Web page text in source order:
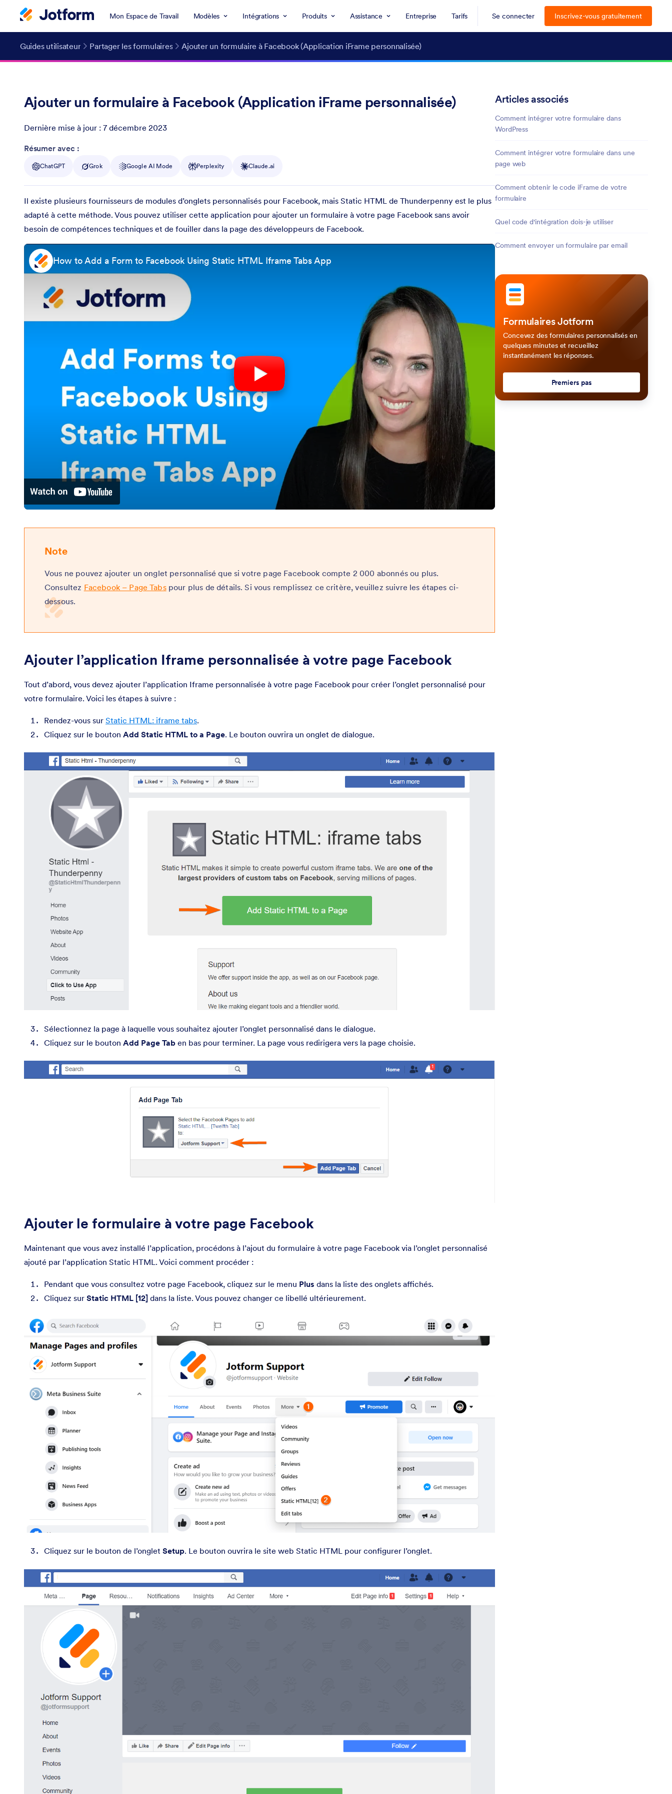
Mon Espace de Travail Modèles Intégrations Produits Assistance Entreprise Tarifs Se connecter Inscrivez-vous gratuitement
Guides utilisateur Partager les formulaires Ajouter un formulaire à Facebook (Application iFrame personnalisée)
Ajouter un formulaire à Facebook (Application iFrame personnalisée)
Dernière mise à jour : 7 décembre 2023
Post ID
Résumer avec :
ChatGPT Grok Google AI Mode Perplexity Claude.ai
Il existe plusieurs fournisseurs de modules d’onglets personnalisés pour Facebook, mais Static HTML de Thunderpenny est le plus
adapté à cette méthode. Vous pouvez utiliser cette application pour ajouter un formulaire à votre page Facebook sans avoir
besoin de compétences techniques et de fouiller dans la page des développeurs de Facebook.
How to Add a Form to Facebook Using Static HTML Iframe Tabs App
Note
Vous ne pouvez ajouter un onglet personnalisé que si votre page Facebook compte 2 000 abonnés ou plus.
Consultez Facebook – Page Tabspour plus de détails. Si vous remplissez ce critère, veuillez suivre les étapes ci-
dessous.
Ajouter l’application Iframe personnalisée à votre page Facebook
Tout d’abord, vous devez ajouter l’application Iframe personnalisée à votre page Facebook pour créer l’onglet personnalisé pour
votre formulaire. Voici les étapes à suivre :
Rendez-vous sur Static HTML: iframe tabs.
Cliquez sur le bouton Add Static HTML to a Page. Le bouton ouvrira un onglet de dialogue.
Sélectionnez la page à laquelle vous souhaitez ajouter l’onglet personnalisé dans le dialogue.
Cliquez sur le bouton Add Page Tab en bas pour terminer. La page vous redirigera vers la page choisie.
Ajouter le formulaire à votre page Facebook
Maintenant que vous avez installé l’application, procédons à l’ajout du formulaire à votre page Facebook via l’onglet personnalisé
ajouté par l’application Static HTML. Voici comment procéder :
Pendant que vous consultez votre page Facebook, cliquez sur le menu Plus dans la liste des onglets affichés.
Cliquez sur Static HTML [12] dans la liste. Vous pouvez changer ce libellé ultérieurement.
Cliquez sur le bouton de l’onglet Setup. Le bouton ouvrira le site web Static HTML pour configurer l’onglet.
Articles associés
Comment intégrer votre formulaire dans
WordPress
Comment intégrer votre formulaire dans une
page web
Comment obtenir le code iFrame de votre
formulaire
Quel code d'intégration dois-je utiliser
Comment envoyer un formulaire par email
Formulaires Jotform
Concevez des formulaires personnalisés en
quelques minutes et recueillez
instantanément les réponses.
Premiers pas